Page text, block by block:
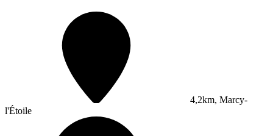
4,2km, Marcy-
l'Étoile